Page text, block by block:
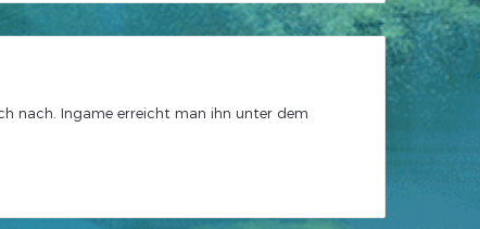
nach. Ingame erreicht man ihn unter dem